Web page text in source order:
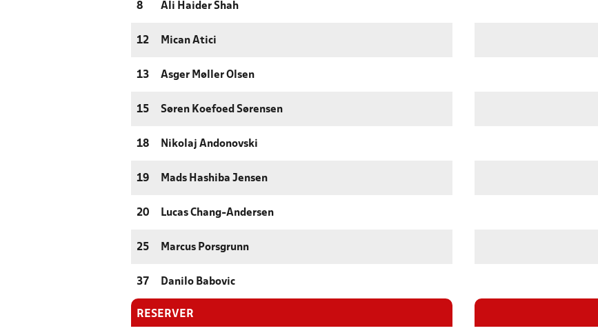
8 Ali Haider Shah
12 Mican Atici
13 Asger Møller Olsen
15 Søren Koefoed Sørensen
18 Nikolaj Andonovski
19 Mads Hashiba Jensen
20 Lucas Chang-Andersen
25 Marcus Porsgrunn
37 Danilo Babovic
RESERVER